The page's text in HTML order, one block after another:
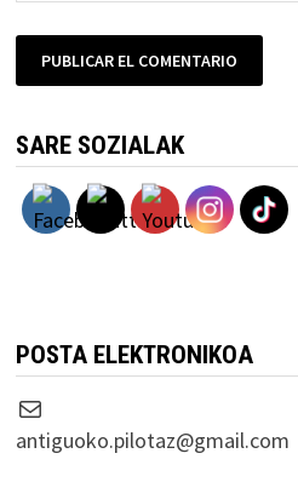
SARE SOZIALAK
POSTA ELEKTRONIKOA
Correo electrónico
antiguoko.pilotaz@gmail.com